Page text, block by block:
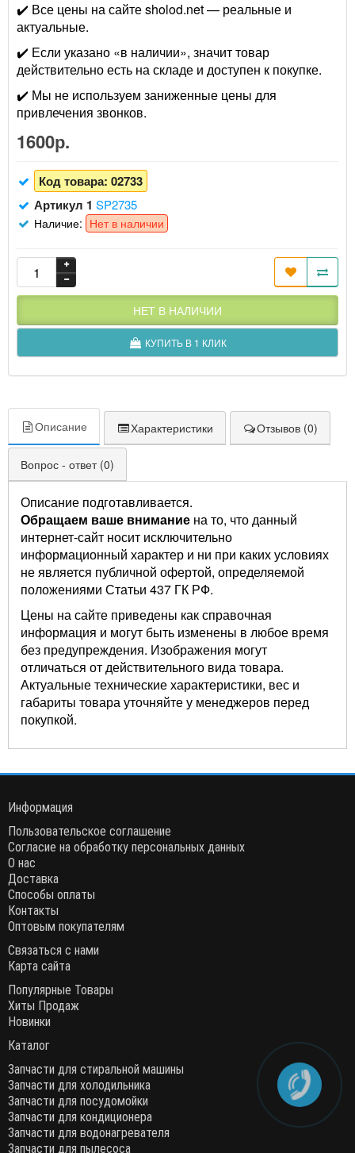
✔️ Все цены на сайте sholod.net — реальные и
актуальные.
✔️ Если указано «в наличии», значит товар
действительно есть на складе и доступен к покупке.
✔️ Мы не используем заниженные цены для
привлечения звонков.
1600р.
Код товара: 02733
Артикул 1 SP2735
Наличие: Нет в наличии
НЕТ В НАЛИЧИИ
КУПИТЬ В 1 КЛИК
Описание Характеристики Отзывов (0)
Вопрос - ответ (0)
Описание подготавливается.
Обращаем ваше внимание на то, что данный
интернет-сайт носит исключительно
информационный характер и ни при каких условиях
не является публичной офертой, определяемой
положениями Статьи 437 ГК РФ.
Цены на сайте приведены как справочная
информация и могут быть изменены в любое время
без предупреждения. Изображения могут
отличаться от действительного вида товара.
Актуальные технические характеристики, вес и
габариты товара уточняйте у менеджеров перед
покупкой.
Информация
Пользовательское соглашение
Согласие на обработку персональных данных
О нас
Доставка
Способы оплаты
Контакты
Оптовым покупателям
Связаться с нами
Карта сайта
Популярные Товары
Хиты Продаж
Новинки
Каталог
Запчасти для стиральной машины
Запчасти для холодильника
Запчасти для посудомойки
Запчасти для кондиционера
Запчасти для водонагревателя
Запчасти для пылесоса